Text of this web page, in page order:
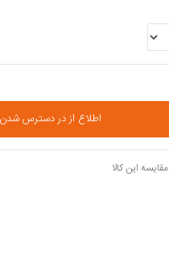
اطلاع از در دسترس شدن
مقایسه این کالا